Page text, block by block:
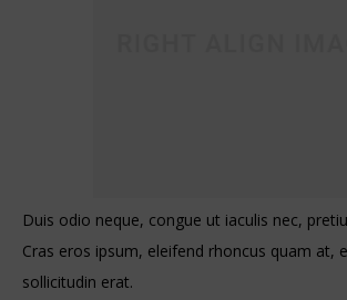
Duis odio neque, congue ut iaculis nec,
Cras eros ipsum, eleifend rhoncus quam at,
sollicitudin erat.